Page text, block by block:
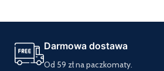
Darmowa dostawa
Od 59 zł na paczkomaty.